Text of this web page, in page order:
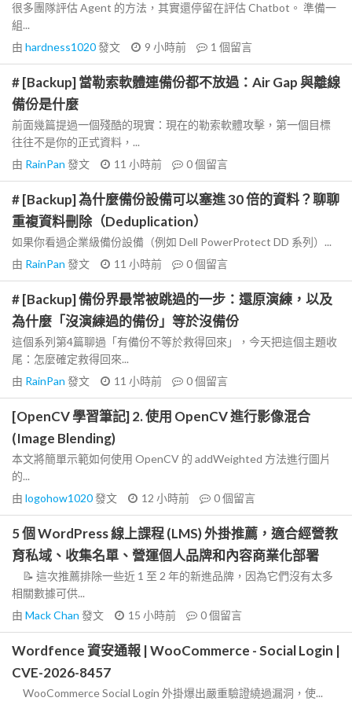
很多團隊評估 Agent 的方法，其實還停留在評估 Chatbot。 準備一
組...
由 hardness1020發文 9 小時前 1 個留言
# [Backup] 當勒索軟體連備份都不放過：Air Gap 與離線
備份是什麼
前面幾篇提過一個殘酷的現實：現在的勒索軟體攻擊，第一個目標
往往不是你的正式資料，...
由 RainPan 發文 11 小時前 0個留言
# [Backup] 為什麼備份設備可以塞進 30 倍的資料？聊聊
重複資料刪除（Deduplication）
如果你看過企業級備份設備（例如 Dell PowerProtect DD 系列）...
由 RainPan 發文 11 小時前 0個留言
# [Backup] 備份界最常被跳過的一步：還原演練，以及
為什麼「沒演練過的備份」等於沒備份
這個系列第4篇聊過「有備份不等於救得回來」，今天把這個主題收
尾：怎麼確定救得回來...
由 RainPan 發文 11 小時前 0個留言
[OpenCV 學習筆記] 2. 使用 OpenCV 進行影像混合
(Image Blending)
本文將簡單示範如何使用 OpenCV 的 addWeighted 方法進行圖片
的...
由 logohow1020發文 12 小時前 0個留言
5 個 WordPress 線上課程 (LMS) 外掛推薦，適合經營教
育私域、收集名單、營運個人品牌和內容商業化部署
📝 這次推薦排除一些近 1 至 2 年的新進品牌，因為它們沒有太多
相關數據可供...
由 Mack Chan 發文 15 小時前 0個留言
Wordfence 資安通報 | WooCommerce - Social Login |
CVE-2026-8457
WooCommerce Social Login 外掛爆出嚴重驗證繞過漏洞，使...